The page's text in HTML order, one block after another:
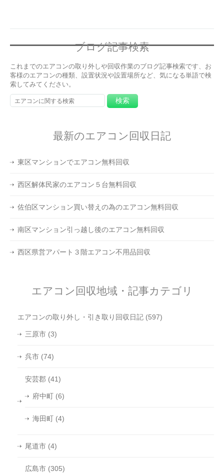
ブログ記事検索
これまでのエアコンの取り外しや回収作業のブログ記事検索です、お
客様のエアコンの種類、設置状況や設置場所など、気になる単語で検
索してみてください。
最新のエアコン回収日記
東区マンションでエアコン無料回収
西区解体民家のエアコン５台無料回収
佐伯区マンション買い替えの為のエアコン無料回収
南区マンション引っ越し後のエアコン無料回収
西区県営アパート３階エアコン不用品回収
エアコン回収地域・記事カテゴリ
エアコンの取り外し・引き取り回収日記 (597)
三原市 (3)
呉市 (74)
安芸郡 (41)
府中町 (6)
海田町 (4)
尾道市 (4)
広島市 (305)